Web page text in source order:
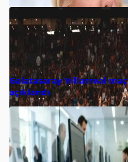
Galatasaray Villarreal
açıklandı